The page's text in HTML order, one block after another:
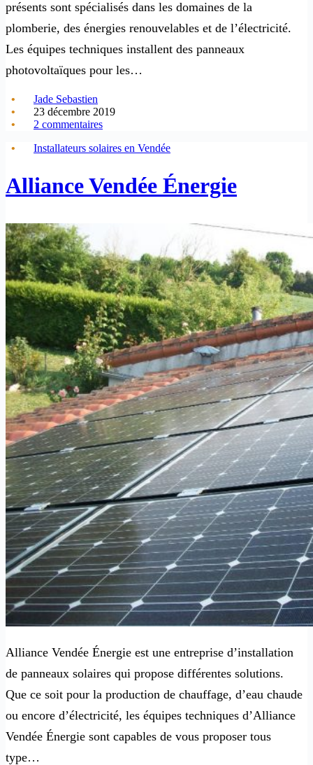
présents sont spécialisés dans les domaines de la
plomberie, des énergies renouvelables et de l’électricité.
Les équipes techniques installent des panneaux
photovoltaïques pour les…
Jade Sebastien
23 décembre 2019
2 commentaires
Installateurs solaires en Vendée
Alliance Vendée Énergie
Alliance Vendée Énergie est une entreprise d’installation
de panneaux solaires qui propose différentes solutions.
Que ce soit pour la production de chauffage, d’eau chaude
ou encore d’électricité, les équipes techniques d’Alliance
Vendée Énergie sont capables de vous proposer tous
type…